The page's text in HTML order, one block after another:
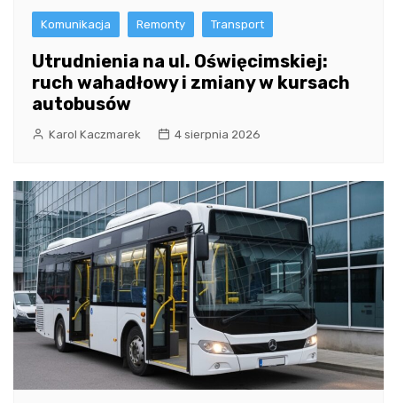
Komunikacja Remonty Transport
Utrudnienia na ul. Oświęcimskiej:
ruch wahadłowy i zmiany w kursach
autobusów
Karol Kaczmarek 4 sierpnia 2026